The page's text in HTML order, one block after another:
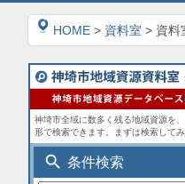
HOME > 資料室 > 資料
神埼市全域に数多く残る地域資源を
形で検索できます。まずは検索してみ
search 条件検索